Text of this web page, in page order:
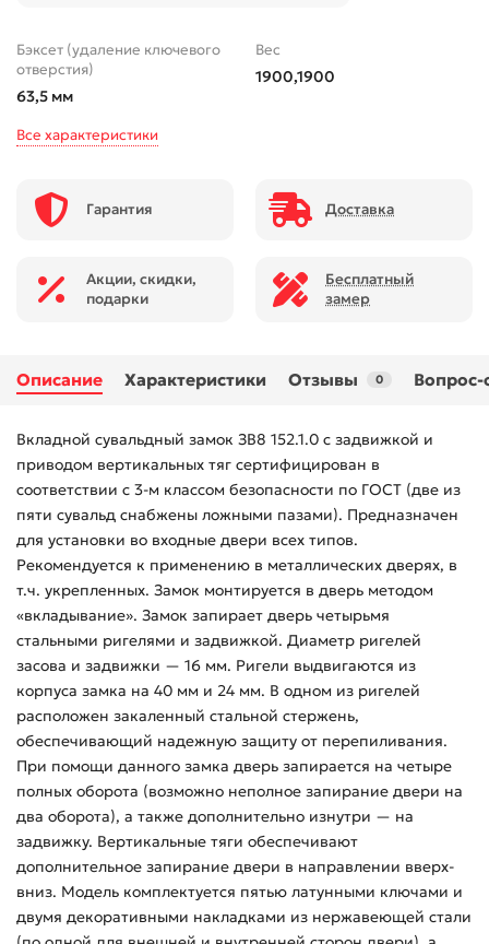
Бэксет (удаление ключевого
отверстия)
63,5 мм
Вес
1900,1900
Все характеристики
Гарантия Доставка
Акции, скидки,
подарки
Бесплатный
замер
Описание Характеристики Отзывы 0 Вопрос-
Вкладной сувальдный замок ЗВ8 152.1.0 с задвижкой и
приводом вертикальных тяг сертифицирован в
соответствии с 3-м классом безопасности по ГОСТ (две из
пяти сувальд снабжены ложными пазами). Предназначен
для установки во входные двери всех типов.
Рекомендуется к применению в металлических дверях, в
т.ч. укрепленных. Замок монтируется в дверь методом
«вкладывание». Замок запирает дверь четырьмя
стальными ригелями и задвижкой. Диаметр ригелей
засова и задвижки — 16 мм. Ригели выдвигаются из
корпуса замка на 40 мм и 24 мм. В одном из ригелей
расположен закаленный стальной стержень,
обеспечивающий надежную защиту от перепиливания.
При помощи данного замка дверь запирается на четыре
полных оборота (возможно неполное запирание двери на
два оборота), а также дополнительно изнутри — на
задвижку. Вертикальные тяги обеспечивают
дополнительное запирание двери в направлении вверх-
вниз. Модель комплектуется пятью латунными ключами и
двумя декоративными накладками из нержавеющей стали